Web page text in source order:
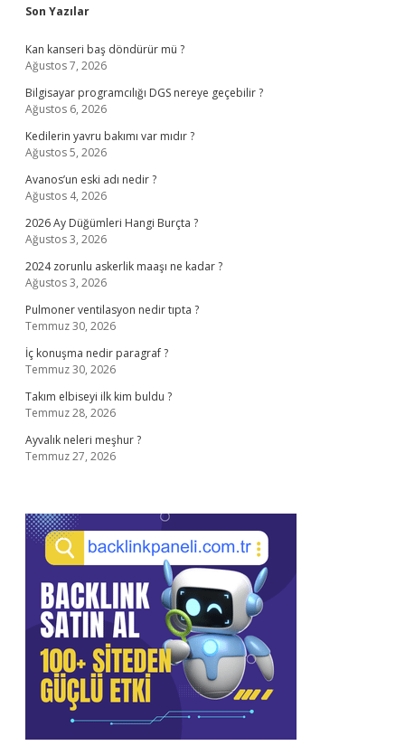
Sidebar
Son Yazılar
Kan kanseri baş döndürür mü ?
Ağustos 7, 2026
Bilgisayar programcılığı DGS nereye geçebilir ?
Ağustos 6, 2026
Kedilerin yavru bakımı var mıdır ?
Ağustos 5, 2026
Avanos’un eski adı nedir ?
Ağustos 4, 2026
2026 Ay Düğümleri Hangi Burçta ?
Ağustos 3, 2026
2024 zorunlu askerlik maaşı ne kadar ?
Ağustos 3, 2026
Pulmoner ventilasyon nedir tıpta ?
Temmuz 30, 2026
İç konuşma nedir paragraf ?
Temmuz 30, 2026
Takım elbiseyi ilk kim buldu ?
Temmuz 28, 2026
Ayvalık neleri meşhur ?
Temmuz 27, 2026